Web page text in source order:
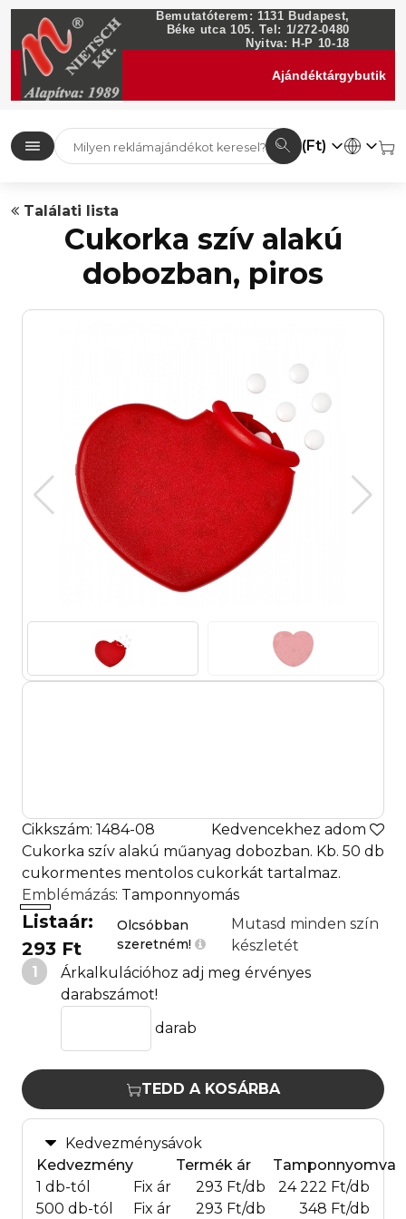
Bemutatóterem: 1131 Budapest,
Béke utca 105. Tel: 1/272-0480
Nyitva: H-P 10-18
Ajándéktárgybutik
(Ft)
Találati lista
Cukorka szív alakú
dobozban, piros
Cikkszám: 1484-08
Kedvencekhez adom
Cukorka szív alakú műanyag dobozban. Kb. 50 db
cukormentes mentolos cukorkát tartalmaz.
Emblémázás: Tamponnyomás
Listaár:
293 Ft
Olcsóbban
szeretném!
Mutasd minden szín
készletét
1
Árkalkulációhoz adj meg érvényes
darabszámot!
darab
TEDD A KOSÁRBA
Kedvezménysávok
Kedvezmény
Termék ár
Tamponnyomva
1 db-tól
Fix ár 293 Ft/db
24 222 Ft/db
500 db-tól
Fix ár 293 Ft/db 348 Ft/db